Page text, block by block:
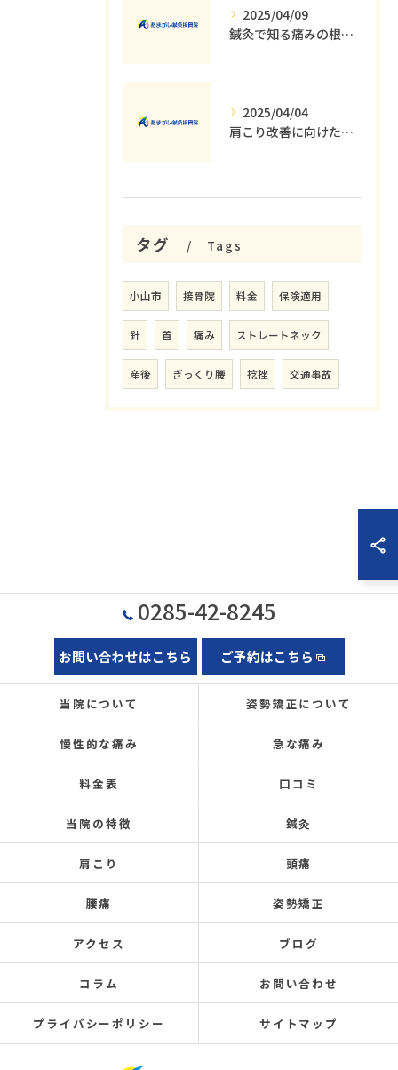
2025/04/09
鍼灸で知る痛みの根本原因とその解消法
2025/04/04
肩こり改善に向けた運動療法の重要性
タグ Tags
小山市 接骨院 料金 保険適用
針 首 痛み ストレートネック
産後 ぎっくり腰 捻挫 交通事故
0285-42-8245
お問い合わせはこちら ご予約はこちら
当院について 姿勢矯正について
慢性的な痛み 急な痛み
料金表 口コミ
当院の特徴 鍼灸
肩こり 頭痛
腰痛 姿勢矯正
アクセス ブログ
コラム お問い合わせ
プライバシーポリシー サイトマップ